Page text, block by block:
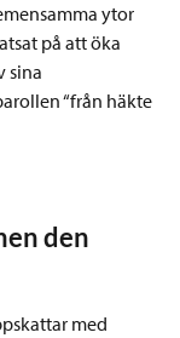
ytor
på att öka
sina
“från häkte
den
med